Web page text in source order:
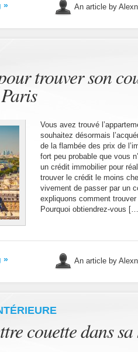
» An article by
trouver son
Vous avez trouvé
souhaitez désormais
de la flambée des prix de
fort peu probable que vous
un crédit immobilier pour
trouver le crédit le moins
vivement de passer par un
expliquons comment
Pourquoi obtiendrez-vous
» An article by
couette dans sa